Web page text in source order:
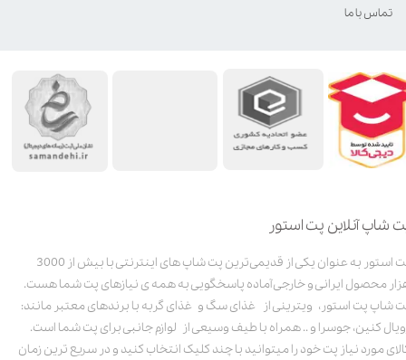
شاپ آنلاین پت استور
پت استور به عنوان یکی از قدیمی‌ترین پت شاپ های اینترنتی با بیش از 3000
محصول ایرانی و خارجی آماده پاسخگویی به همه ی نیازهای پت شما هست.
شاپ پت استور، ویترینی از غذای سگ و غذای گربه با برندهای معتبر مانند:
کنین، جوسرا و .. همراه با طیف وسیعی از لوازم جانبی برای پت شما است.
مورد نیاز پت خود را میتوانید با چند کلیک انتخاب کنید و در سریع ترین زمان
تماس با ما